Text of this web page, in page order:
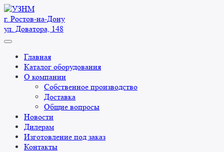
Перейти
к
содержанию
г. Ростов-на-Дону
ул. Доватора, 148
Главная
Каталог оборудования
О компании
Собственное производство
Доставка
Общие вопросы
Новости
Дилерам
Изготовление под заказ
Контакты